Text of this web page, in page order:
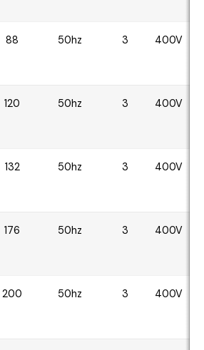
88 50hz 3 400V
120 50hz 3 400V
132 50hz 3 400V
176 50hz 3 400V
200 50hz 3 400V